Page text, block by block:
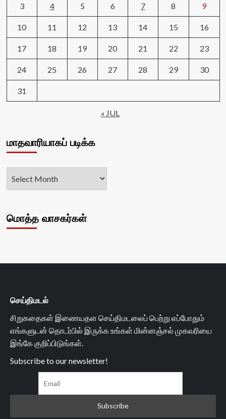
3 4 5 6 7 8 9
10 11 12 13 14 15 16
17 18 19 20 21 22 23
24 25 26 27 28 29 30
31
« JUL
மாதவாரியாகப் படிக்க
மொத்த வாசகர்கள்
செய்திமடல்
சிறுகதைகள் இணையதள செய்திமடலைப் பெற்று எப்போதும்
எங்களுடன் தொடர்பில் இருக்க உங்கள் மின்னஞ்சல் முகவரியை
இங்கே குறிப்பிடுங்கள்.
Subscribe to our newsletter!